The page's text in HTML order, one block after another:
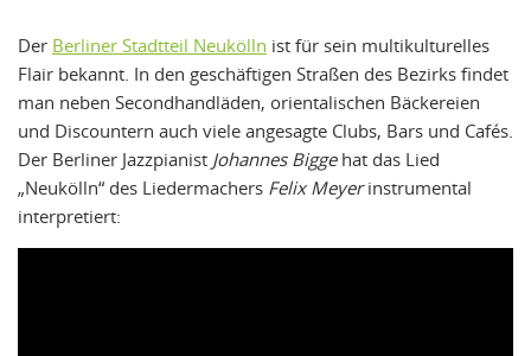
Der Berliner Stadtteil Neukölln ist für sein multikulturelles
Flair bekannt. In den geschäftigen Straßen des Bezirks findet
man neben Secondhandläden, orientalischen Bäckereien
und Discountern auch viele angesagte Clubs, Bars und Cafés.
Der Berliner Jazzpianist Johannes Biggehat das Lied
„Neukölln“ des Liedermachers Felix Meyerinstrumental
interpretiert: